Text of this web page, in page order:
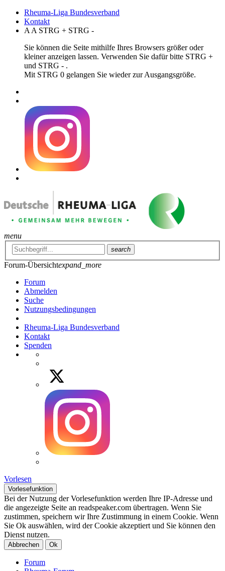
Rheuma-Liga Bundesverband
Kontakt
A A STRG + STRG -
Sie können die Seite mithilfe Ihres Browsers größer oder
kleiner anzeigen lassen. Verwenden Sie dafür bitte STRG +
und STRG - .
Mit STRG 0 gelangen Sie wieder zur Ausgangsgröße.
menu
search
Forum-Übersichtexpand_more
Forum
Abmelden
Suche
Nutzungsbedingungen
Rheuma-Liga Bundesverband
Kontakt
Spenden
Vorlesen
Vorlesefunktion
Bei der Nutzung der Vorlesefunktion werden Ihre IP-Adresse und
die angezeigte Seite an readspeaker.com übertragen. Wenn Sie
zustimmen, speichern wir Ihre Zustimmung in einem Cookie. Wenn
Sie Ok auswählen, wird der Cookie akzeptiert und Sie können den
Dienst nutzen.
Abbrechen Ok
Forum